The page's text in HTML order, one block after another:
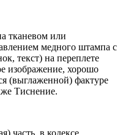
тканевом или
медного штампа с
текст) на переплете
изображение, хорошо
(выглаженной) фактуре
Тиснение.
часть, в кодексе